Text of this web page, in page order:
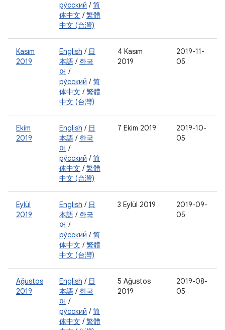
ру́сский /简
体中文 /繁體
中文 (台灣)
Kasım
2019
English / 日
本語 / 한국
어 /
ру́сский /简
体中文 /繁體
中文 (台灣)
4 Kasım
2019
2019-11-
05
Ekim
2019
English / 日
本語 / 한국
어 /
ру́сский /简
体中文 /繁體
中文 (台灣)
7 Ekim 2019
2019-10-
05
Eylül
2019
English / 日
本語 / 한국
어 /
ру́сский /简
体中文 /繁體
中文 (台灣)
3 Eylül 2019
2019-09-
05
Ağustos
2019
English / 日
本語 / 한국
어 /
ру́сский /简
体中文 /繁體
5 Ağustos
2019
2019-08-
05